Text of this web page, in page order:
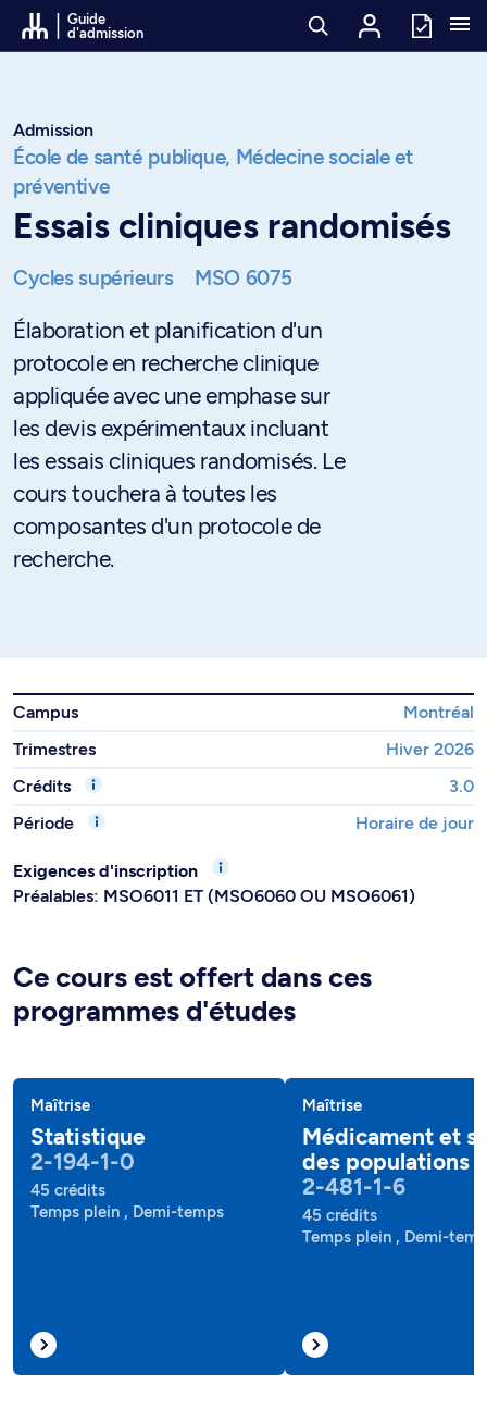
Passer au contenu
Guide
d'admission
Admission
École de santé publique, Médecine sociale et
préventive
Essais cliniques randomisés
Cycles supérieurs MSO 6075
Élaboration et planification d'un
protocole en recherche clinique
appliquée avec une emphase sur
les devis expérimentaux incluant
les essais cliniques randomisés. Le
cours touchera à toutes les
composantes d'un protocole de
recherche.
Campus
Montréal
Trimestres
Hiver 2026
Crédits
3.0
Période
Horaire de jour
Exigences d'inscription
Préalables: MSO6011 ET (MSO6060 OU MSO6061)
Ce cours est offert dans ces
programmes d'études
Maîtrise
Statistique
2-194-1-0
45 crédits
Temps plein , Demi-temps
Maîtrise
Médicament et
des populations
2-481-1-6
45 crédits
Temps plein , Demi-